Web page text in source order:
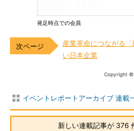
発足時点での会員
産業革命につながる
い日本企業
Copyright ©
イベントレポートアーカイブ 連載
新しい連載記事が 376